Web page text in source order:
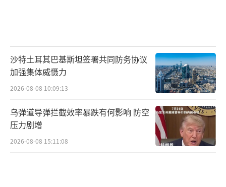
沙特土耳其巴基斯坦签署共同防务协议
加强集体威慑力
2026-08-08 10:09:13
乌弹道导弹拦截效率暴跌有何影响 防空
压力剧增
2026-08-08 15:11:08